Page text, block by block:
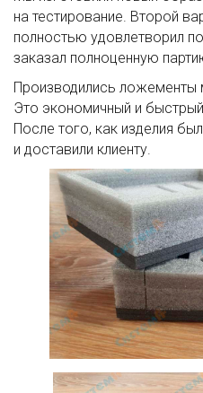
на тестирование. Второй
полностью удовлетворил
заказал полноценную
Производились ложементы
Это экономичный и
После того, как изделия
и доставили клиенту.